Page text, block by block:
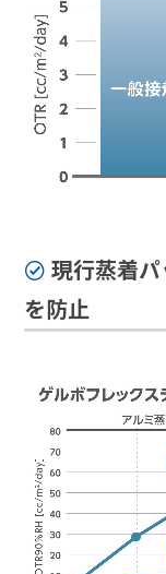
現行蒸着
を防止